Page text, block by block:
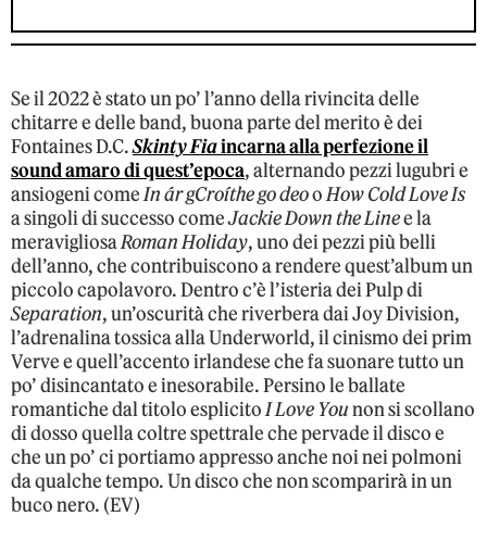
Se il 2022 è stato un po’ l’anno della rivincita delle
chitarre e delle band, buona parte del merito è dei
Fontaines D.C.Skinty Fiaincarna alla perfezione il
sound amaro di quest’epoca, alternando pezzi lugubri e
ansiogeni comeIn ár gCroíthe go deooHow Cold Love Is
a singoli di successo comeJackie Down the Linee la
meravigliosaRoman Holiday, uno dei pezzi più belli
dell’anno, che contribuiscono a rendere quest’album un
piccolo capolavoro. Dentro c’è l’isteria dei Pulp di
Separation, un’oscurità che riverbera dai Joy Division,
l’adrenalina tossica alla Underworld, il cinismo dei prim
Verve e quell’accento irlandese che fa suonare tutto un
po’ disincantato e inesorabile. Persino le ballate
romantiche dal titolo esplicitoI Love Younon si scollano
di dosso quella coltre spettrale che pervade il disco e
che un po’ ci portiamo appresso anche noi nei polmoni
da qualche tempo. Un disco che non scomparirà in un
buco nero. (EV)